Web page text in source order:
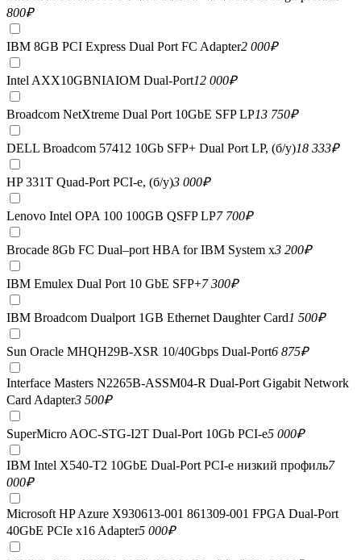
800₽
IBM 8GB PCI Express Dual Port FC Adapter2 000₽
Intel AXX10GBNIAIOM Dual-Port12 000₽
Broadcom NetXtreme Dual Port 10GbE SFP LP13 750₽
DELL Broadcom 57412 10Gb SFP+ Dual Port LP, (б/у)18 333₽
HP 331T Quad-Port PCI-e, (б/у)3 000₽
Lenovo Intel OPA 100 100GB QSFP LP7 700₽
Brocade 8Gb FC Dual–port HBA for IBM System x3 200₽
IBM Emulex Dual Port 10 GbE SFP+7 300₽
IBM Broadcom Dualport 1GB Ethernet Daughter Card1 500₽
Sun Oracle MHQH29B-XSR 10/40Gbps Dual-Port6 875₽
Interface Masters N2265B-ASSM04-R Dual-Port Gigabit Network
Card Adapter3 500₽
SuperMicro AOC-STG-I2T Dual-Port 10Gb PCI-e5 000₽
IBM Intel X540-T2 10GbE Dual-Port PCI-e низкий профиль7
000₽
Microsoft HP Azure X930613-001 861309-001 FPGA Dual-Port
40GbE PCIe x16 Adapter5 000₽